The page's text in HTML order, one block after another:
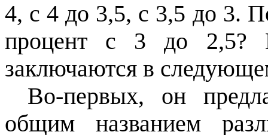
4, с 4 до 3,5, с 3,5 до 3.
процент с 3 до 2,5?
заключаются в
Во-первых, он
общим названием